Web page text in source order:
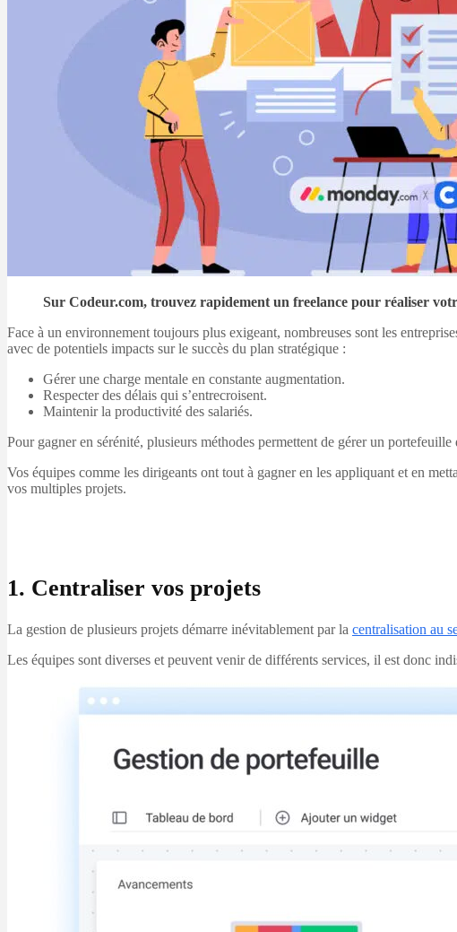
Sur Codeur.com, trouvez rapidement un freelance pour réaliser
Face à un environnement toujours plus exigeant, nombreuses sont les
avec de potentiels impacts sur le succès du plan stratégique :
Gérer une charge mentale en constante augmentation.
Respecter des délais qui s’entrecroisent.
Maintenir la productivité des salariés.
Pour gagner en sérénité, plusieurs méthodes permettent de gérer un
Vos équipes comme les dirigeants ont tout à gagner en les appliquant et en
vos multiples projets.
1. Centraliser vos projets
La gestion de plusieurs projets démarre inévitablement par la centralisation au
Les équipes sont diverses et peuvent venir de différents services, il est donc